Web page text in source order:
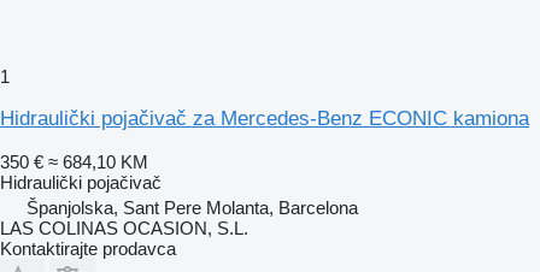
1
Hidraulički pojačivač za Mercedes-Benz ECONIC kamiona
350 € ≈ 684,10 KM
Hidraulički pojačivač
Španjolska, Sant Pere Molanta, Barcelona
LAS COLINAS OCASION, S.L.
Kontaktirajte prodavca